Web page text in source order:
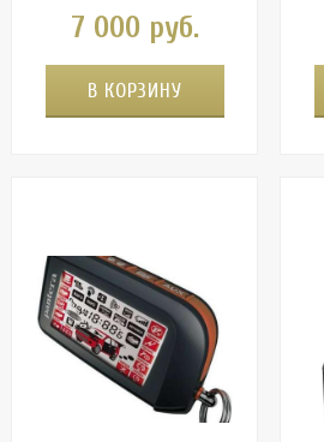
7 000 руб.
В КОРЗИНУ